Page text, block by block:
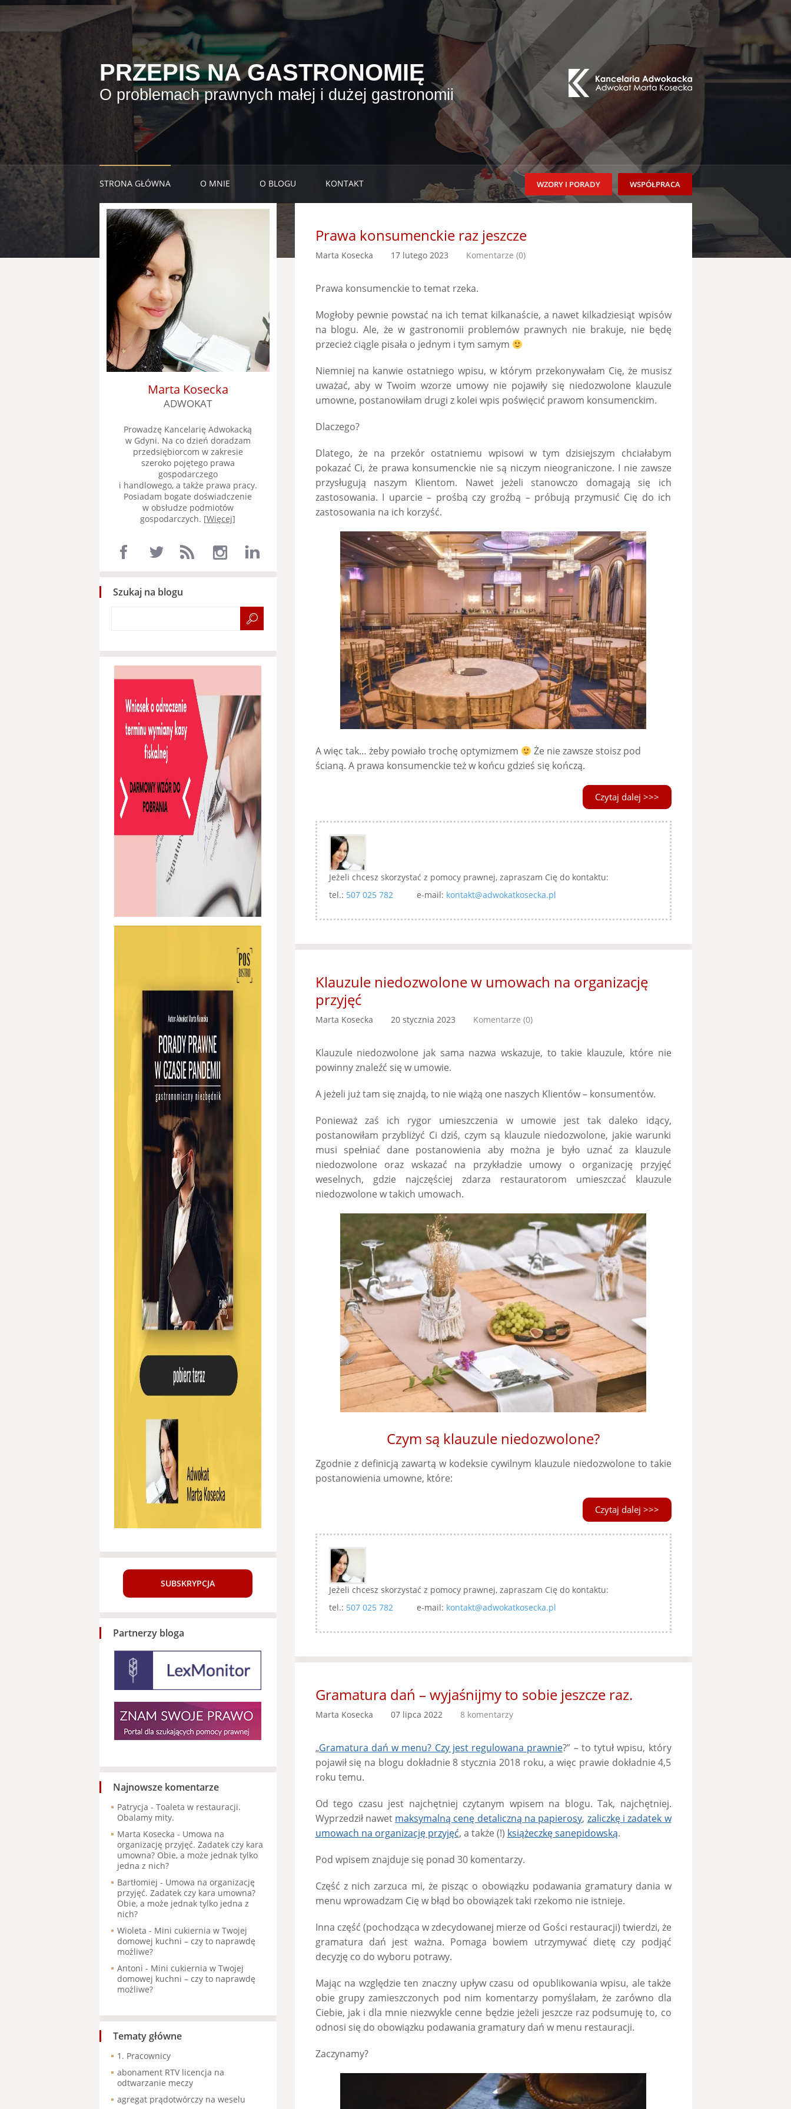
PRZEPIS NA GASTRONOMIĘ
O problemach prawnych małej i dużej gastronomii
STRONA GŁÓWNA O MNIE O BLOGU KONTAKT WSPÓŁPRACA
WZORY I PORADY
Prawa konsumenckie raz jeszcze
Marta Kosecka 17 lutego 2023 Komentarze (0)
Prawa konsumenckie to temat rzeka.
Mogłoby pewnie powstać na ich temat kilkanaście, a nawet kilkadziesiąt wpisów
na blogu. Ale, że w gastronomii problemów prawnych nie brakuje, nie będę
przecież ciągle pisała o jednym i tym samym
Niemniej na kanwie ostatniego wpisu, w którym przekonywałam Cię, że musisz
uważać, aby w Twoim wzorze umowy nie pojawiły się niedozwolone klauzule
umowne, postanowiłam drugi z kolei wpis poświęcić prawom konsumenckim.
Dlaczego?
Dlatego, że na przekór ostatniemu wpisowi w tym dzisiejszym chciałabym
pokazać Ci, że prawa konsumenckie nie są niczym nieograniczone. I nie zawsze
przysługują naszym Klientom. Nawet jeżeli stanowczo domagają się ich
zastosowania. I uparcie – prośbą czy groźbą – próbują przymusić Cię do ich
zastosowania na ich korzyść.
A więc tak… żeby powiało trochę optymizmem
Że nie zawsze stoisz pod
ścianą. A prawa konsumenckie też w końcu gdzieś się kończą.
Czytaj dalej >>>
Jeżeli chcesz skorzystać z pomocy prawnej, zapraszam Cię do kontaktu:
tel.: 507 025 782 e-mail: kontakt@adwokatkosecka.pl
Klauzule niedozwolone w umowach na organizację
przyjęć
Marta Kosecka 20 stycznia 2023 Komentarze (0)
Klauzule niedozwolone jak sama nazwa wskazuje, to takie klauzule, które nie
powinny znaleźć się w umowie.
A jeżeli już tam się znajdą, to nie wiążą one naszych Klientów – konsumentów.
Ponieważ zaś ich rygor umieszczenia w umowie jest tak daleko idący,
postanowiłam przybliżyć Ci dziś, czym są klauzule niedozwolone, jakie warunki
musi spełniać dane postanowienia aby można je było uznać za klauzule
niedozwolone oraz wskazać na przykładzie umowy o organizację przyjęć
weselnych, gdzie najczęściej zdarza restauratorom umieszczać klauzule
niedozwolone w takich umowach.
Czym są klauzule niedozwolone?
Zgodnie z definicją zawartą w kodeksie cywilnym klauzule niedozwolone to takie
postanowienia umowne, które:
Czytaj dalej >>>
Jeżeli chcesz skorzystać z pomocy prawnej, zapraszam Cię do kontaktu:
tel.: 507 025 782 e-mail: kontakt@adwokatkosecka.pl
Gramatura dań – wyjaśnijmy to sobie jeszcze raz.
Marta Kosecka 07 lipca 2022 8 komentarzy
„Gramatura dań w menu? Czy jest regulowana prawnie?” – to tytuł wpisu, który
pojawił się na blogu dokładnie 8 stycznia 2018 roku, a więc prawie dokładnie 4,5
roku temu.
Od tego czasu jest najchętniej czytanym wpisem na blogu. Tak, najchętniej.
Wyprzedził nawet maksymalną cenę detaliczną na papierosy, zaliczkę i zadatek w
umowach na organizację przyjęć, a także (!) książeczkę sanepidowską.
Pod wpisem znajduje się ponad 30 komentarzy.
Część z nich zarzuca mi, że pisząc o obowiązku podawania gramatury dania w
menu wprowadzam Cię w błąd bo obowiązek taki rzekomo nie istnieje.
Inna część (pochodząca w zdecydowanej mierze od Gości restauracji) twierdzi, że
gramatura dań jest ważna. Pomaga bowiem utrzymywać dietę czy podjąć
decyzję co do wyboru potrawy.
Mając na względzie ten znaczny upływ czasu od opublikowania wpisu, ale także
obie grupy zamieszczonych pod nim komentarzy pomyślałam, że zarówno dla
Ciebie, jak i dla mnie niezwykle cenne będzie jeżeli jeszcze raz podsumuję to, co
odnosi się do obowiązku podawania gramatury dań w menu restauracji.
Zaczynamy?
Marta Kosecka
ADWOKAT
Prowadzę Kancelarię Adwokacką
w Gdyni. Na co dzień doradzam
przedsiębiorcom w zakresie
szeroko pojętego prawa
gospodarczego
i handlowego, a także prawa pracy.
Posiadam bogate doświadczenie
w obsłudze podmiotów
gospodarczych. [Więcej]
Szukaj na blogu
SUBSKRYPCJA
Partnerzy bloga
Najnowsze komentarze
Patrycja - Toaleta w restauracji.
Obalamy mity.
Marta Kosecka - Umowa na
organizację przyjęć. Zadatek czy kara
umowna? Obie, a może jednak tylko
jedna z nich?
Bartłomiej - Umowa na organizację
przyjęć. Zadatek czy kara umowna?
Obie, a może jednak tylko jedna z
nich?
Wioleta - Mini cukiernia w Twojej
domowej kuchni – czy to naprawdę
możliwe?
Antoni - Mini cukiernia w Twojej
domowej kuchni – czy to naprawdę
możliwe?
Tematy główne
1. Pracownicy
abonament RTV licencja na
odtwarzanie meczy
agregat prądotwórczy na weselu